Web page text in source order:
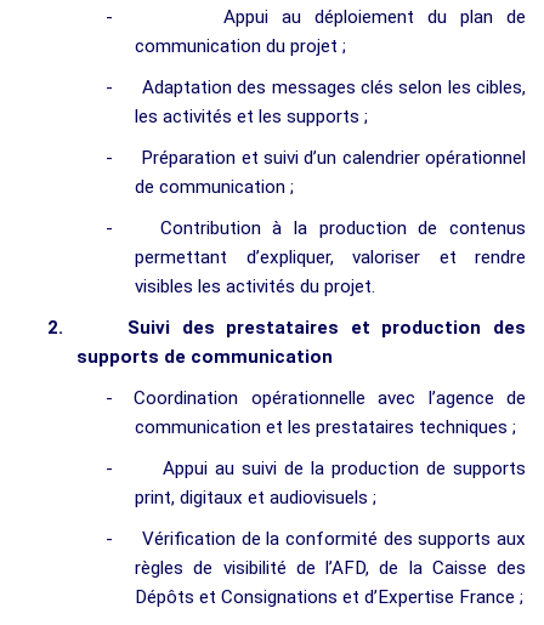
-
Appui au déploiement du plan de
communication du projet ;
-
Adaptation des messages clés selon les cibles,
les activités et les supports ;
-
Préparation et suivi d’un calendrier opérationnel
de communication ;
-
Contribution à la production de contenus
permettant d’expliquer, valoriser et rendre
visibles les activités du projet.
2.
Suivi des prestataires et production des
supports de communication
-
Coordination opérationnelle avec l’agence de
communication et les prestataires techniques ;
-
Appui au suivi de la production de supports
print, digitaux et audiovisuels ;
-
Vérification de la conformité des supports aux
règles de visibilité de l’AFD, de la Caisse des
Dépôts et Consignations et d’Expertise France ;